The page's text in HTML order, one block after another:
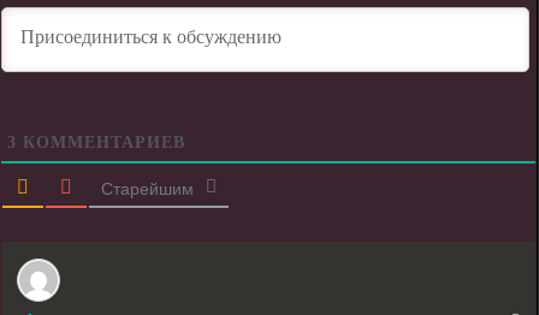
3 КОММЕНТАРИЕВ
Старейшим